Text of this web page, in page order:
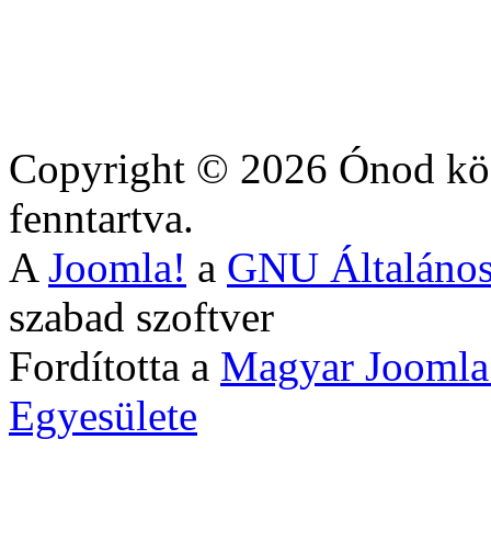
Copyright © 2026 Ónod
fenntartva.
A Joomla! a GNU
szabad szoftver
Fordította a Magyar
Egyesülete